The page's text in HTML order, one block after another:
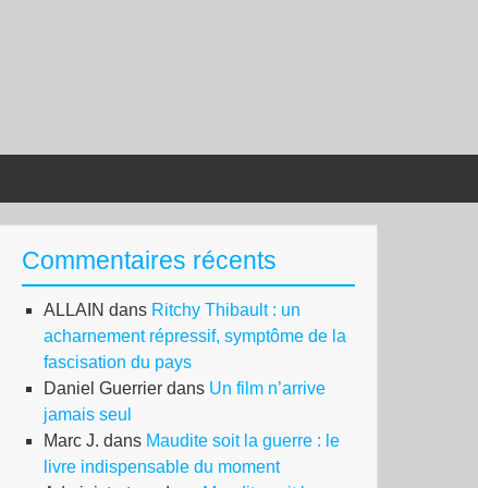
Commentaires récents
ALLAIN dans Ritchy Thibault : un
acharnement répressif, symptôme de la
fascisation du pays
Daniel Guerrier dans Un film n’arrive
jamais seul
Marc J. dans Maudite soit la guerre : le
livre indispensable du moment